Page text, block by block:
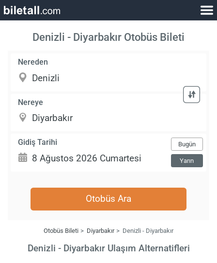
Denizli - Diyarbakır Otobüs Bileti
Nereden
Nereye
Gidiş Tarihi Bugün
Yarın
Otobüs Ara
Otobüs Bileti Diyarbakır Denizli - Diyarbakır
Denizli - Diyarbakır Ulaşım Alternatifleri